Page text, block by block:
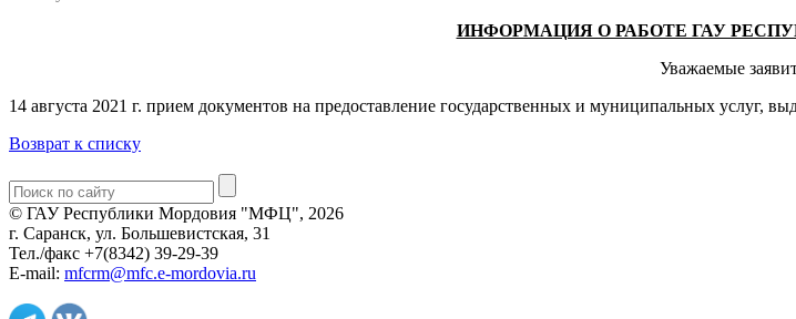
ИНФОРМАЦИЯ О РАБОТЕ ГАУ
Уважаемые
14 августа 2021 г. прием документов на предоставление государственных и муниципальных услуг,
Возврат к списку
© ГАУ Республики Мордовия "МФЦ", 2026
г. Саранск, ул. Большевистская, 31
Тел./факс +7(8342) 39-29-39
E-mail: mfcrm@mfc.e-mordovia.ru